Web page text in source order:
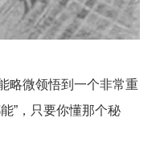
略微领悟到一个非常重
” ，只要你懂那个秘